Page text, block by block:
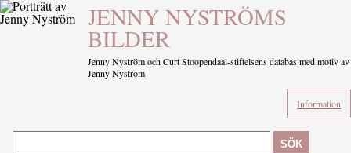
JENNY NYSTRÖMS
BILDER
Jenny Nyström och Curt Stoopendaal-stiftelsens databas med motiv av
Jenny Nyström
Information
SÖK